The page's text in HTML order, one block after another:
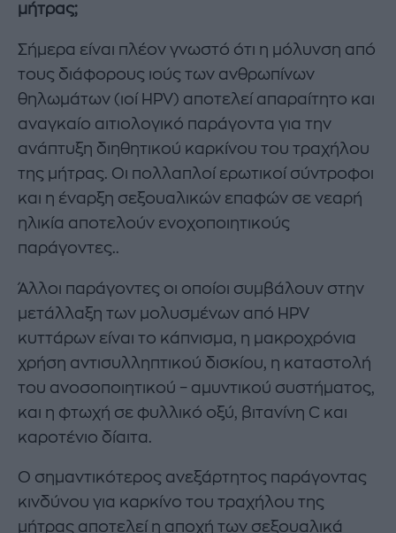
μήτρας;
Σήμερα είναι πλέον γνωστό ότι η μόλυνση από
τους διάφορους ιούς των ανθρωπίνων
θηλωμάτων (ιοί HPV) αποτελεί απαραίτητο και
αναγκαίο αιτιολογικό παράγοντα για την
ανάπτυξη διηθητικού καρκίνου του τραχήλου
της μήτρας. Οι πολλαπλοί ερωτικοί σύντροφοι
και η έναρξη σεξουαλικών επαφών σε νεαρή
ηλικία αποτελούν ενοχοποιητικούς
παράγοντες..
Άλλοι παράγοντες οι οποίοι συμβάλουν στην
μετάλλαξη των μολυσμένων από HPV
κυττάρων είναι το κάπνισμα, η μακροχρόνια
χρήση αντισυλληπτικού δισκίου, η καταστολή
του ανοσοποιητικού – αμυντικού συστήματος,
και η φτωχή σε φυλλικό οξύ, βιτανίνη C και
καροτένιο δίαιτα.
Ο σημαντικότερος ανεξάρτητος παράγοντας
κινδύνου για καρκίνο του τραχήλου της
μήτρας αποτελεί η αποχή των σεξουαλικά